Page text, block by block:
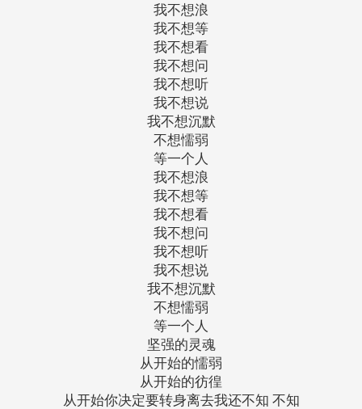
我不想浪
我不想等
我不想看
我不想问
我不想听
我不想说
我不想沉默
不想懦弱
等一个人
我不想浪
我不想等
我不想看
我不想问
我不想听
我不想说
我不想沉默
不想懦弱
等一个人
坚强的灵魂
从开始的懦弱
从开始的彷徨
从开始你决定要转身离去我还不知 不知